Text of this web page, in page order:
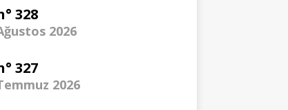
328
2026
327
2026